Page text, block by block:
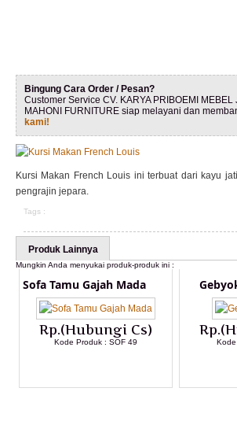
Bingung Cara Order / Pesan?
Customer Service CV. KARYA PRIBOEMI MEBEL
MAHONI FURNITURE siap melayani dan
kami!
Kursi Makan French Louis ini terbuat dari kayu
pengrajin jepara.
Tags :
Produk Lainnya
Mungkin Anda menyukai produk-produk ini :
Sofa Tamu Gajah Mada
Rp.(Hubungi Cs)
Kode Produk : SOF 49 Kode